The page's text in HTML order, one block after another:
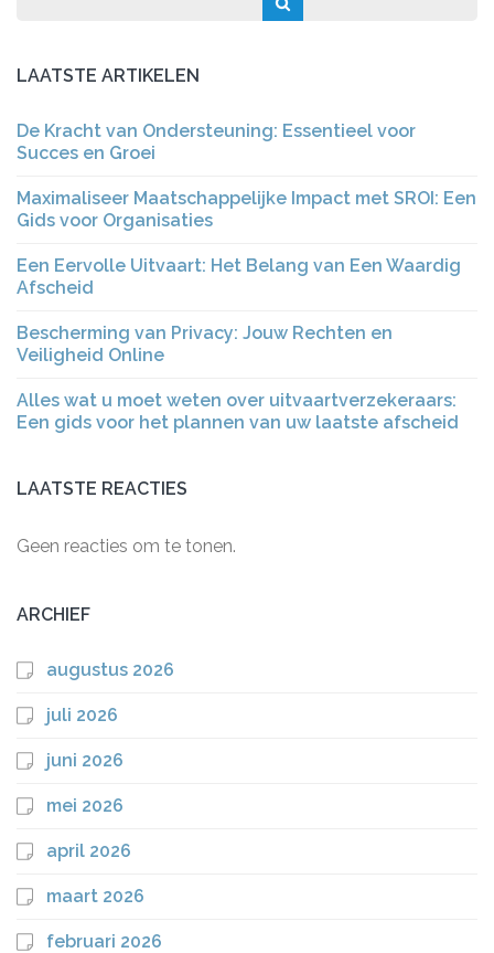
LAATSTE ARTIKELEN
De Kracht van Ondersteuning: Essentieel voor
Succes en Groei
Maximaliseer Maatschappelijke Impact met SROI: Een
Gids voor Organisaties
Een Eervolle Uitvaart: Het Belang van Een Waardig
Afscheid
Bescherming van Privacy: Jouw Rechten en
Veiligheid Online
Alles wat u moet weten over uitvaartverzekeraars:
Een gids voor het plannen van uw laatste afscheid
LAATSTE REACTIES
Geen reacties om te tonen.
ARCHIEF
augustus 2026
juli 2026
juni 2026
mei 2026
april 2026
maart 2026
februari 2026